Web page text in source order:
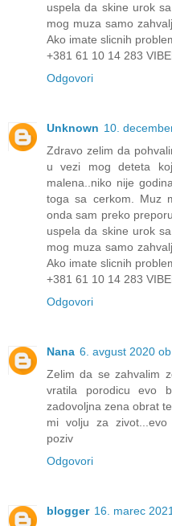
uspela da skine urok
mog muza samo
Ako imate slicnih
+381 61 10 14 283
Odgovori
Unknown 10.
Zdravo zelim da
u vezi mog deteta
malena..niko nije
toga sa cerkom. Muz
onda sam preko
uspela da skine urok
mog muza samo
Ako imate slicnih
+381 61 10 14 283
Odgovori
Nana 6. avgust 2020
Zelim da se zahvalim
vratila porodicu evo
zadovoljna zena obrat
mi volju za zivot...evo
poziv
Odgovori
blogger 16. marec